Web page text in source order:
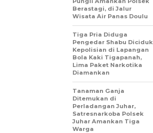
Berastagi, di Jalur
Wisata Air Panas Doulu
Tiga Pria Diduga
Pengedar Shabu Diciduk
Kepolisian di Lapangan
Bola Kaki Tigapanah,
Lima Paket Narkotika
Diamankan
Tanaman Ganja
Ditemukan di
Perladangan Juhar,
Satresnarkoba Polsek
Juhar Amankan Tiga
Warga